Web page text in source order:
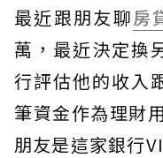
最近跟朋友聊房
萬，最近決定換
行評估他的收入
筆資金作為理財
朋友是這家銀行